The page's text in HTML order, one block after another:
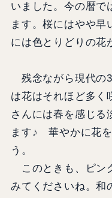
いました。今の暦で
ます。桜にはやや早
には色とりどりの花
残念ながら現代の
は花はそれほど多く
さんには春を感じる
ます♪ 華やかに花
う。
このときも、ピン
みてくださいね。和